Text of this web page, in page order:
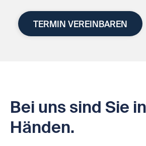
TERMIN VEREINBAREN
Bei uns sind Sie
Händen.